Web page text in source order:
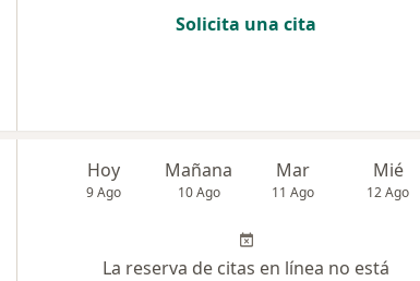
Solicita una cita
Hoy
9 Ago
Mañana
10 Ago
Mar
11 Ago
Mié
12 Ago
La reserva de citas en línea no está